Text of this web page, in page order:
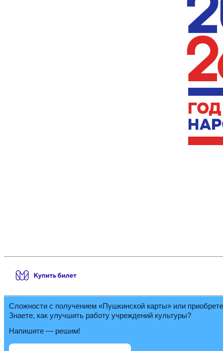
Сложности с получением «Пушкинской карты» или
Знаете, как улучшить работу учреждений культуры?
Напишите — решим!